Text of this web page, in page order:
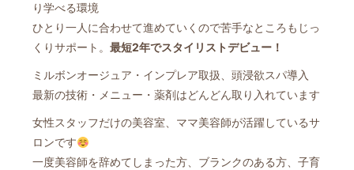
り学べる環境
ひとり一人に合わせて進めていくので苦手なところもじっ
くりサポート。最短2年でスタイリストデビュー！
ミルボンオージュア・インプレア取扱、頭浸欲スパ導入
最新の技術・メニュー・薬剤はどんどん取り入れています
女性スタッフだけの美容室、ママ美容師が活躍しているサ
ロンです
一度美容師を辞めてしまった方、ブランクのある方、子育